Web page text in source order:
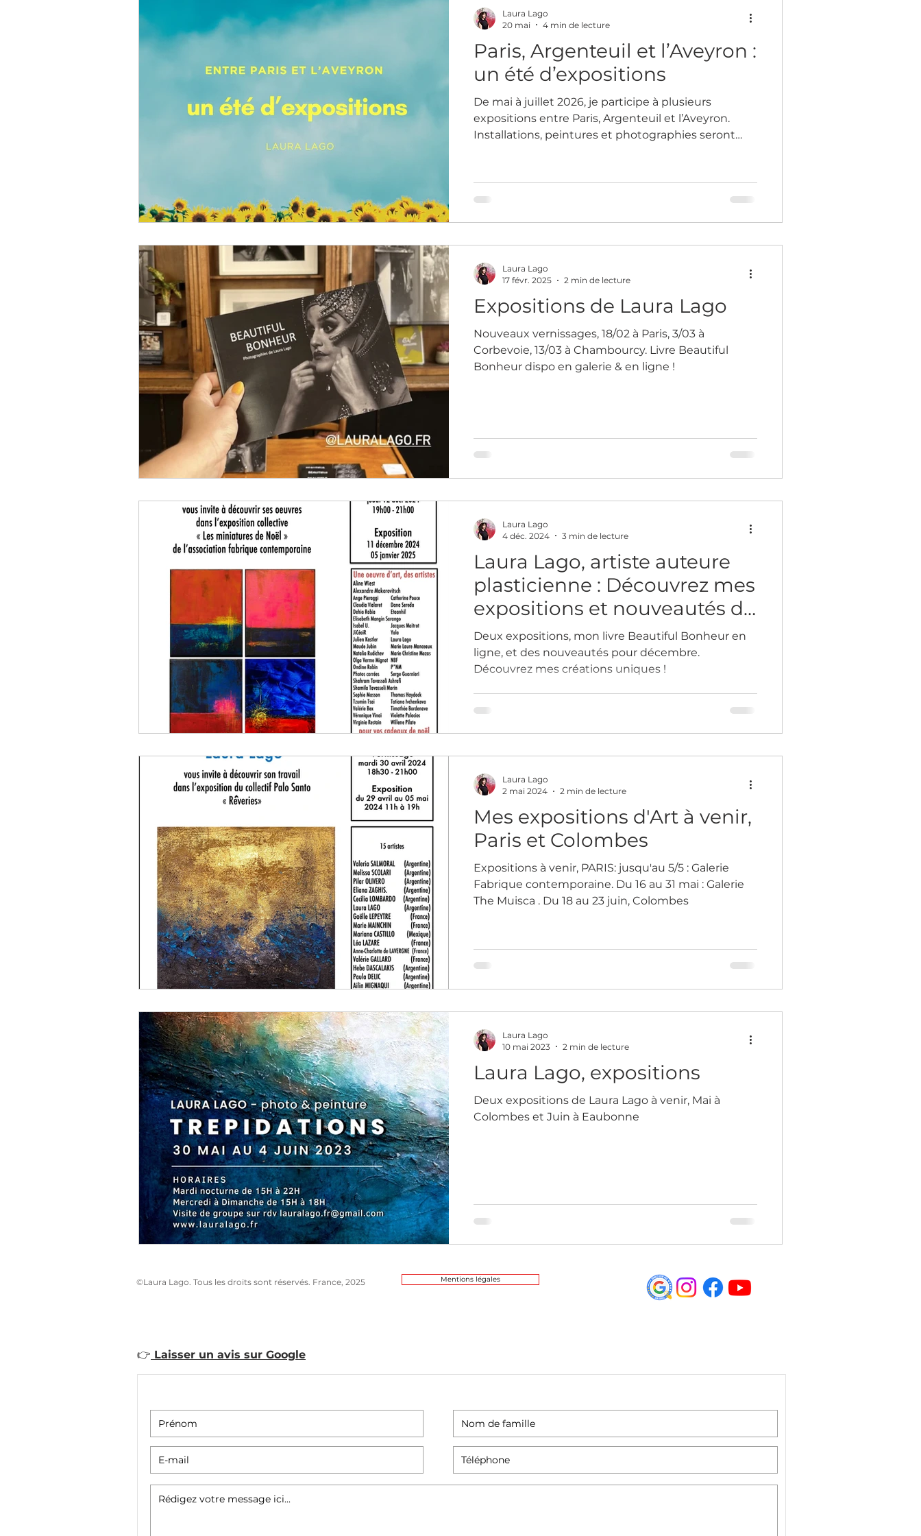
LIVRE Beautiful Bonheur
Paris, Argenteuil et l’Aveyron :
un été d’expositions
De mai à juillet 2026, je participe à plusieurs
expositions entre Paris, Argenteuil et l’Aveyron.
Installations, peintures et photographies seront
Paris. Un parcours artistique entre expositions
collectives, festivals et projets autour de la nature,
Laura Lago
20 mai
4 min de lecture
Expositions de Laura Lago
Nouveaux vernissages, 18/02 à Paris, 3/03 à
Corbevoie, 13/03 à Chambourcy. Livre Beautiful
Bonheur dispo en galerie & en ligne !
Laura Lago
17 févr. 2025
2 min de lecture
Laura Lago, artiste auteure
plasticienne : Découvrez mes
expositions et nouveautés de
décembre
Deux expositions, mon livre Beautiful Bonheur en
ligne, et des nouveautés pour décembre.
Découvrez mes créations uniques !
Laura Lago
4 déc. 2024
3 min de lecture
Mes expositions d'Art à venir,
Paris et Colombes
Expositions à venir, PARIS: jusqu'au 5/5 : Galerie
Fabrique contemporaine. Du 16 au 31 mai : Galerie
The Muisca . Du 18 au 23 juin, Colombes
Laura Lago
2 mai 2024
2 min de lecture
Laura Lago, expositions
Deux expositions de Laura Lago à venir, Mai à
Colombes et Juin à Eaubonne
Laura Lago
10 mai 2023
2 min de lecture
©Laura Lago. Tous les droits sont réservés. France, 2025 Mentions légales
👉 Laisser un avis sur Google